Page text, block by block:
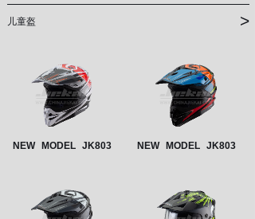
儿童盔 >
NEW MODEL JK803 NEW MODEL JK803